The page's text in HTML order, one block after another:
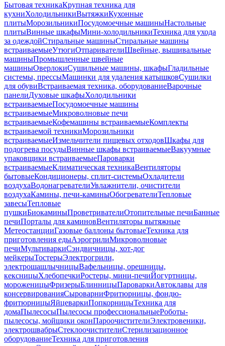
Бытовая техникаКрупная техника для
кухниХолодильникиВытяжкиКухонные
плитыМорозильникиПосудомоечные машиныНастольные
плитыВинные шкафыМини-холодильникиТехника для ухода
за одеждойСтиральные машиныСтиральные машины
встраиваемыеУтюгиОтпаривателиШвейные, вышивальные
машиныПромышленные швейные
машиныОверлокиСушильные машины, шкафыГладильные
системы, прессыМашинки для удаления катышковСушилки
для обувиВстраиваемая техника, оборудованиеВарочные
панелиДуховые шкафыХолодильники
встраиваемыеПосудомоечные машины
встраиваемыеМикроволновые печи
встраиваемыеКофемашины встраиваемыеКомплекты
встраиваемой техникиМорозильники
встраиваемыеИзмельчители пищевых отходовШкафы для
подогрева посудыВинные шкафы встраиваемыеВакуумные
упаковщики встраиваемыеПароварки
встраиваемыеКлиматическая техникаВентиляторы
бытовыеКондиционеры, сплит-системыОхладители
воздухаВодонагревателиУвлажнители, очистители
воздухаКамины, печи-каминыОбогревателиТепловые
завесыТепловые
пушкиБиокаминыПроветривателиОтопительные печиБанные
печиПорталы для каминовВентиляторы вытяжные
МетеостанцииГазовые баллоны бытовыеТехника для
приготовления едыАэрогрилиМикроволновые
печиМультиваркиСэндвичницы, хот-дог
мейкерыТостерыЭлектрогрили,
электрошашлычницыВафельницы, орешницы,
кексницыХлебопечкиРостеры, мини-печиЙогуртницы,
мороженицыФризерыБлинницыПароваркиАвтоклавы для
консервированияСыроварниФритюрницы, фондю-
фритюрницыЯйцеваркиПопкорницыТехника для
домаПылесосыПылесосы профессиональныеРоботы-
пылесосы, мойщики оконПароочистителиЭлектровеники,
электрошвабрыСтеклоочистителиСтерилизационное
оборудованиеТехника для приготовления